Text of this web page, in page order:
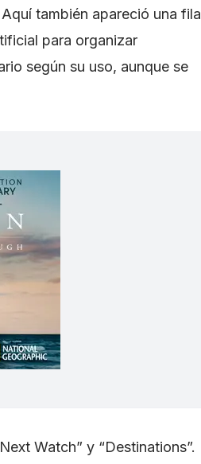
también apareció una fila
para organizar
según su uso, aunque se
Watch” y “Destinations”.